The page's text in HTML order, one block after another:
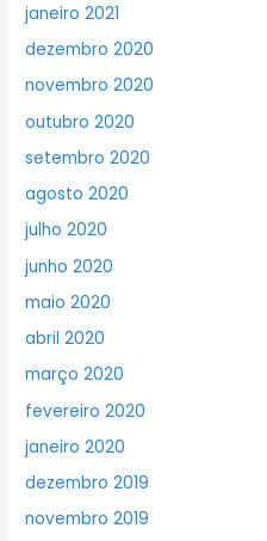
janeiro 2021
dezembro 2020
novembro 2020
outubro 2020
setembro 2020
agosto 2020
julho 2020
junho 2020
maio 2020
abril 2020
março 2020
fevereiro 2020
janeiro 2020
dezembro 2019
novembro 2019